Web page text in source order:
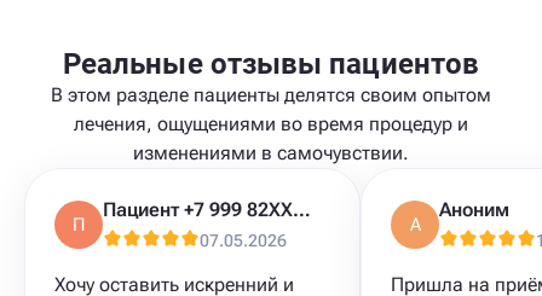
Реальные отзывы пациентов
В этом разделе пациенты делятся своим опытом
лечения, ощущениями во время процедур и
изменениями в самочувствии.
П
Пациент +7 999 82XXXXX
07.05.2026
Хочу оставить искренний и
А
Аноним
Пришла на